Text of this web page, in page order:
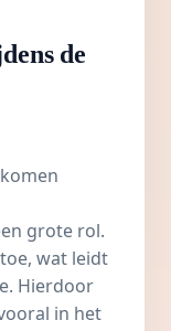
de
grote rol.
wat leidt
Hierdoor
in het